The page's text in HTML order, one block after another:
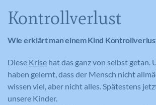
Kontrollverlust
Wie erklärt man einem Kind
Diese Krise hat das ganz von selbst getan.
haben gelernt, dass der Mensch nicht
wissen viel, aber nicht alles. Spätestens
unsere Kinder.